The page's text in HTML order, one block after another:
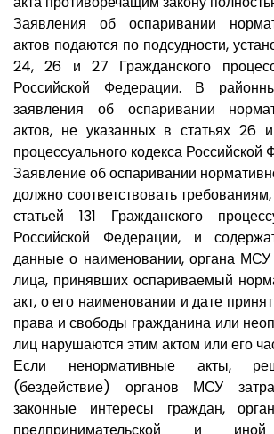
Заявления об оспаривании
актов подаются по подсудности,
24, 26 и 27 Гражданского
Российской Федерации. В
заявления об оспаривании
актов, не указанных в статьях 26
процессуального кодекса Российской
Заявление об оспаривании
должно соответствовать
статьей 131 Гражданского
Российской Федерации, и
данные о наименовании, органа МСУ
лица, принявших оспариваемый
акт, о его наименовании и дате
права и свободы гражданина или
лиц нарушаются этим актом или его
Если ненормативные акты,
(бездействие) органов МСУ
законные интересы граждан,